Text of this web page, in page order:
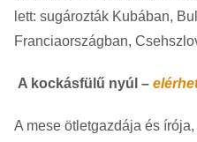
lett: sugározták Kubában,
Franciaországban,
A kockásfülű nyúl –
A mese ötletgazdája és